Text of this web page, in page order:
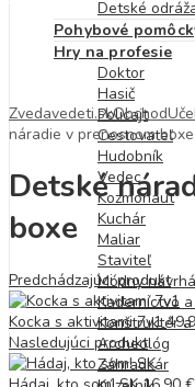
Detské
Pohybové
Hry na profesie
Doktor
Hasič
Policajt
Cestovateľ
Hudobník
Vedec
Kozmonaut
Kuchár
Maliar
Staviteľ
Módny
Kaderníctvo
Konštruktér
Archeológ
Záhradkár
Zvedavedeti.skObchod
náradie v prenosnom boxe
Detské
boxe
Predchádzajúci produkt
Kocka s aktivitami 7v1
Nasledujúci produkt